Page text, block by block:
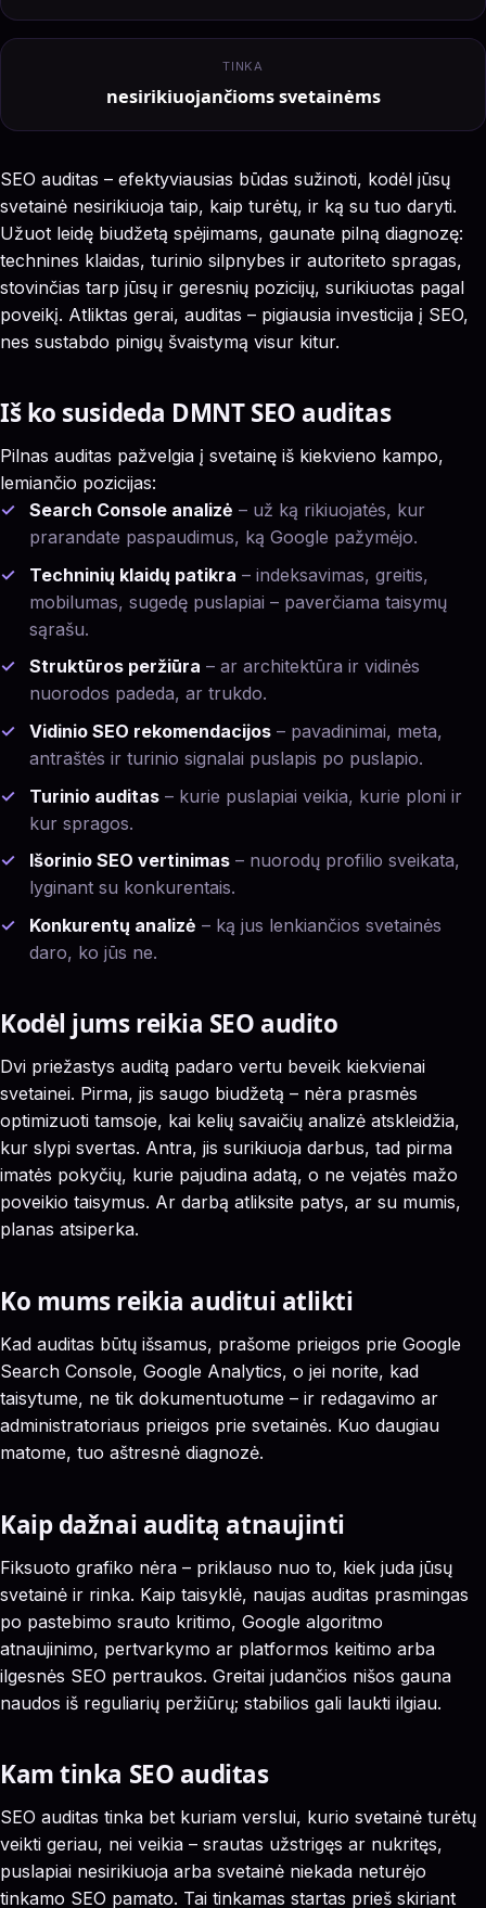
TINKA
nesirikiuojančioms svetainėms
SEO auditas – efektyviausias būdas sužinoti, kodėl jūsų
svetainė nesirikiuoja taip, kaip turėtų, ir ką su tuo daryti.
Užuot leidę biudžetą spėjimams, gaunate pilną diagnozę:
technines klaidas, turinio silpnybes ir autoriteto spragas,
stovinčias tarp jūsų ir geresnių pozicijų, surikiuotas pagal
poveikį. Atliktas gerai, auditas – pigiausia investicija į SEO,
nes sustabdo pinigų švaistymą visur kitur.
Iš ko susideda DMNT SEO auditas
Pilnas auditas pažvelgia į svetainę iš kiekvieno kampo,
lemiančio pozicijas:
Search Console analizė – už ką rikiuojatės, kur
prarandate paspaudimus, ką Google pažymėjo.
Techninių klaidų patikra – indeksavimas, greitis,
mobilumas, sugedę puslapiai – paverčiama taisymų
sąrašu.
Struktūros peržiūra – ar architektūra ir vidinės
nuorodos padeda, ar trukdo.
Vidinio SEO rekomendacijos – pavadinimai, meta,
antraštės ir turinio signalai puslapis po puslapio.
Turinio auditas – kurie puslapiai veikia, kurie ploni ir
kur spragos.
Išorinio SEO vertinimas – nuorodų profilio sveikata,
lyginant su konkurentais.
Konkurentų analizė – ką jus lenkiančios svetainės
daro, ko jūs ne.
Kodėl jums reikia SEO audito
Dvi priežastys auditą padaro vertu beveik kiekvienai
svetainei. Pirma, jis saugo biudžetą – nėra prasmės
optimizuoti tamsoje, kai kelių savaičių analizė atskleidžia,
kur slypi svertas. Antra, jis surikiuoja darbus, tad pirma
imatės pokyčių, kurie pajudina adatą, o ne vejatės mažo
poveikio taisymus. Ar darbą atliksite patys, ar su mumis,
planas atsiperka.
Ko mums reikia auditui atlikti
Kad auditas būtų išsamus, prašome prieigos prie Google
Search Console, Google Analytics, o jei norite, kad
taisytume, ne tik dokumentuotume – ir redagavimo ar
administratoriaus prieigos prie svetainės. Kuo daugiau
matome, tuo aštresnė diagnozė.
Kaip dažnai auditą atnaujinti
Fiksuoto grafiko nėra – priklauso nuo to, kiek juda jūsų
svetainė ir rinka. Kaip taisyklė, naujas auditas prasmingas
po pastebimo srauto kritimo, Google algoritmo
atnaujinimo, pertvarkymo ar platformos keitimo arba
ilgesnės SEO pertraukos. Greitai judančios nišos gauna
naudos iš reguliarių peržiūrų; stabilios gali laukti ilgiau.
Kam tinka SEO auditas
SEO auditas tinka bet kuriam verslui, kurio svetainė turėtų
veikti geriau, nei veikia – srautas užstrigęs ar nukritęs,
puslapiai nesirikiuoja arba svetainė niekada neturėjo
tinkamo SEO pamato. Tai tinkamas startas prieš skiriant